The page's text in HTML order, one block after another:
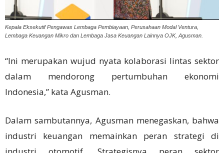
Kepala Eksekutif Pengawas Lembaga Pembiayaan, Perusahaan Modal Ventura,
Lembaga Keuangan Mikro dan Lembaga Jasa Keuangan Lainnya OJK, Agusman.
“Ini merupakan wujud nyata kolaborasi lintas sektor
dalam mendorong pertumbuhan ekonomi
Indonesia,” kata Agusman.
Dalam sambutannya, Agusman menegaskan, bahwa
industri keuangan memainkan peran strategi di